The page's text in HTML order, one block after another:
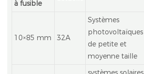
à fusible
10×85 mm 32A
Systèmes
photovoltaïques
de petite et
moyenne taille